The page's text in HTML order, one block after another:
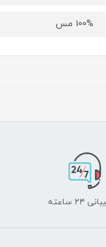
100% مس
۲۴ ساعته